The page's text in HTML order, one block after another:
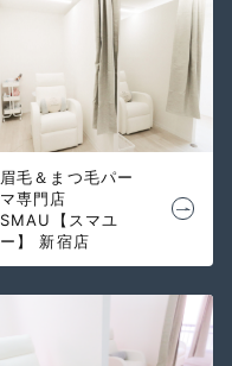
眉毛＆まつ毛パー
マ専門店
SMAU【スマユ
ー】 新宿店